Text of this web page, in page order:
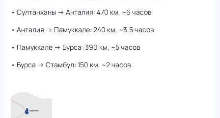
• Султанханы → Анталия: 470 км, ~6 часов
• Анталия → Памуккале: 240 км, ~3.5 часов
• Памуккале → Бурса: 390 км, ~5 часов
• Бурса → Стамбул: 150 км, ~2 часов